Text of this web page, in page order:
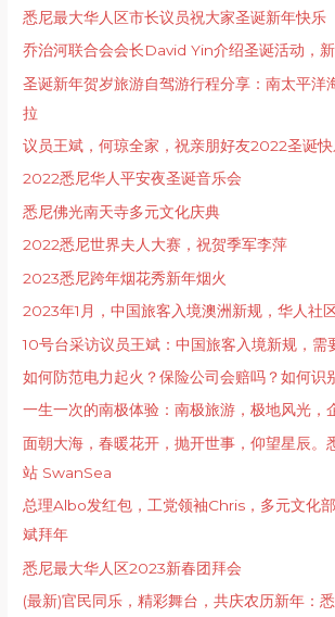
悉尼最大华人区市长议员祝大家圣诞新年快乐
乔治河联合会会长David Yin介绍圣诞活动，
圣诞新年贺岁旅游自驾游行程分享：南太平洋
拉
议员王斌，何琼全家，祝亲朋好友2022圣诞
2022悉尼华人平安夜圣诞音乐会
悉尼佛光南天寺多元文化庆典
2022悉尼世界夫人大赛，祝贺季军李萍
2023悉尼跨年烟花秀新年烟火
2023年1月，中国旅客入境澳洲新规，华人社
10号台采访议员王斌：中国旅客入境新规，需
如何防范电力起火？保险公司会赔吗？如何识
一生一次的南极体验：南极旅游，极地风光，
面朝大海，春暖花开，抛开世事，仰望星辰。
站 SwanSea
总理Albo发红包，工党领袖Chris，多元文化
斌拜年
悉尼最大华人区2023新春团拜会
(最新)官民同乐，精彩舞台，共庆农历新年：